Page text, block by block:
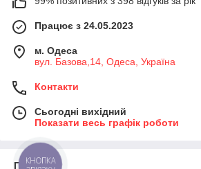
Працює з 24.05.2023
м. Одеса
вул. Базова,14, Одеса, Україна
Контакти
Сьогодні вихідний
Показати весь графік роботи
Про нас
КНОПКА